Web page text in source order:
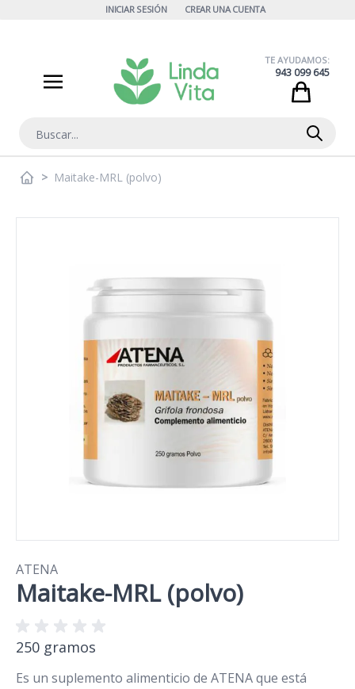
INICIAR SESIÓN CREAR UNA CUENTA
Buscar
TE AYUDAMOS:
943 099 645
> Maitake-MRL (polvo)
ATENA
Maitake-MRL (polvo)
250 gramos
Es un suplemento alimenticio de ATENA que está